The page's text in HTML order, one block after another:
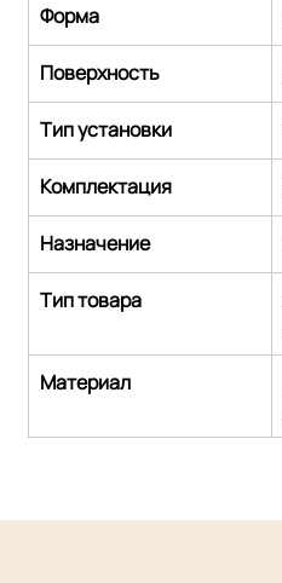
Форма
Поверхность
Тип установки
Комплектация
Назначение
Тип товара
Материал